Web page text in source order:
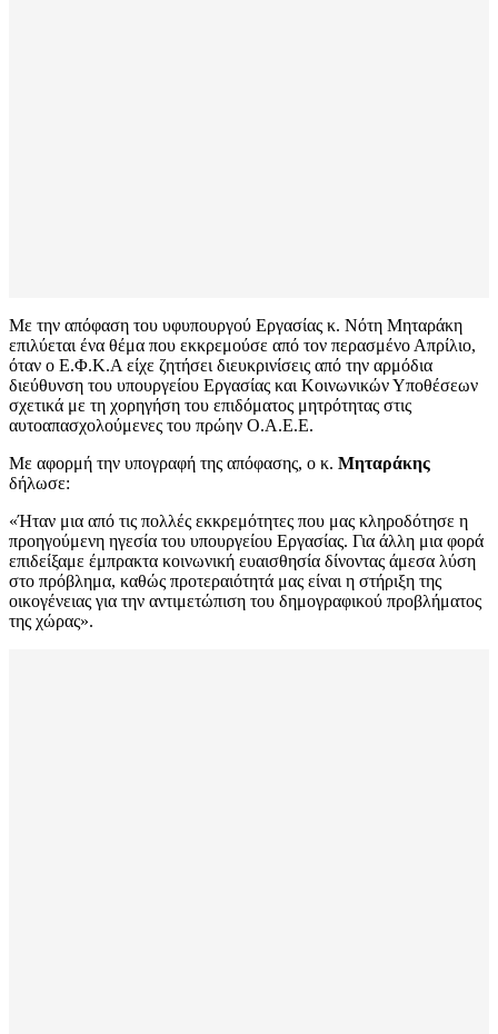
Με την απόφαση του υφυπουργού Εργασίας κ. Νότη Μηταράκη
επιλύεται ένα θέμα που εκκρεμούσε από τον περασμένο Απρίλιο,
όταν ο Ε.Φ.Κ.Α είχε ζητήσει διευκρινίσεις από την αρμόδια
διεύθυνση του υπουργείου Εργασίας και Κοινωνικών Υποθέσεων
σχετικά με τη χορηγήση του επιδόματος μητρότητας στις
αυτοαπασχολούμενες του πρώην Ο.Α.Ε.Ε.
Με αφορμή την υπογραφή της απόφασης, ο κ. Μηταράκης
δήλωσε:
«Ήταν μια από τις πολλές εκκρεμότητες που μας κληροδότησε η
προηγούμενη ηγεσία του υπουργείου Εργασίας. Για άλλη μια φορά
επιδείξαμε έμπρακτα κοινωνική ευαισθησία δίνοντας άμεσα λύση
στο πρόβλημα, καθώς προτεραιότητά μας είναι η στήριξη της
οικογένειας για την αντιμετώπιση του δημογραφικού προβλήματος
της χώρας».